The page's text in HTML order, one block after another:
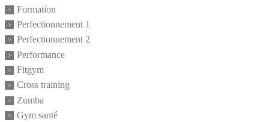
Formation
Perfectionnement 1
Perfectionnement 2
Performance
Fitgym
Cross training
Zumba
Gym santé